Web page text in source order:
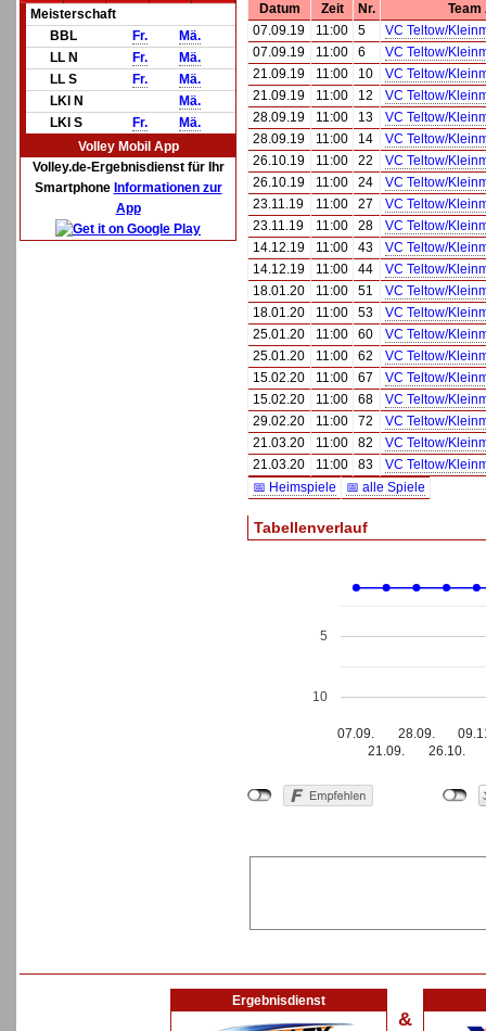
Meisterschaft
BBL
Fr.
Mä.
LL N
Fr.
Mä.
LL S
Fr.
Mä.
LKl N
Mä.
LKl S
Fr.
Mä.
Volley Mobil App
Volley.de-Ergebnisdienst für Ihr
Smartphone Informationen zur
App
Datum Zeit Nr.
Team
07.09.19
11:00 5
VC Teltow/
07.09.19
11:00 6
VC Teltow/
21.09.19
11:00 10
VC Teltow/
21.09.19
11:00 12
VC Teltow/
28.09.19
11:00 13
VC Teltow/
28.09.19
11:00 14
VC Teltow/
26.10.19
11:00 22
VC Teltow/
26.10.19
11:00 24
VC Teltow/
23.11.19
11:00 27
VC Teltow/
23.11.19
11:00 28
VC Teltow/
14.12.19
11:00 43
VC Teltow/
14.12.19
11:00 44
VC Teltow/
18.01.20
11:00 51
VC Teltow/
18.01.20
11:00 53
VC Teltow/
25.01.20
11:00 60
VC Teltow/
25.01.20
11:00 62
VC Teltow/
15.02.20
11:00 67
VC Teltow/
15.02.20
11:00 68
VC Teltow/
29.02.20
11:00 72
VC Teltow/
21.03.20
11:00 82
VC Teltow/
21.03.20
11:00 83
VC Teltow/
📅 Heimspiele
📅 alle Spiele
Tabellenverlauf
07.09.
21.09.
28.09.
26.10.
5
10
Ergebnisdienst
&